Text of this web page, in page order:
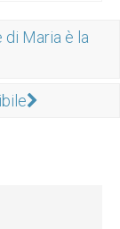
di Maria è la